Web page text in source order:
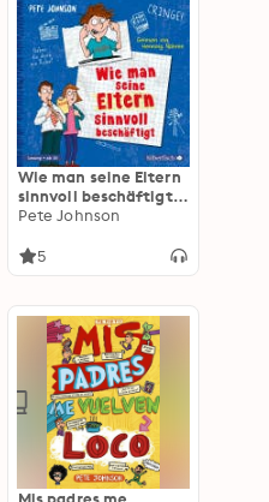
Wie man seine Eltern
sinnvoll beschäftigt
(Eltern 5)
Pete Johnson
5